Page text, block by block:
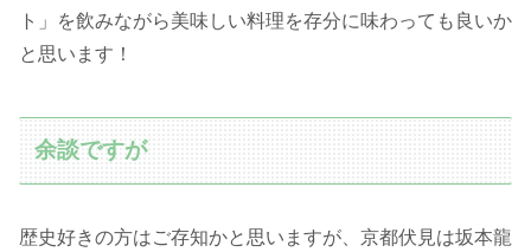
ト」を飲みながら美味しい料理を存分に味わっても良いか
と思います！
余談ですが
歴史好きの方はご存知かと思いますが、京都伏見は坂本龍